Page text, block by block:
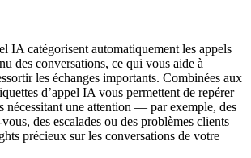
IA catégorisent automatiquement les appels
des conversations, ce qui vous aide à
les échanges importants. Combinées aux
d’appel IA vous permettent de repérer
nécessitant une attention — par exemple, des
des escalades ou des problèmes clients
précieux sur les conversations de votre